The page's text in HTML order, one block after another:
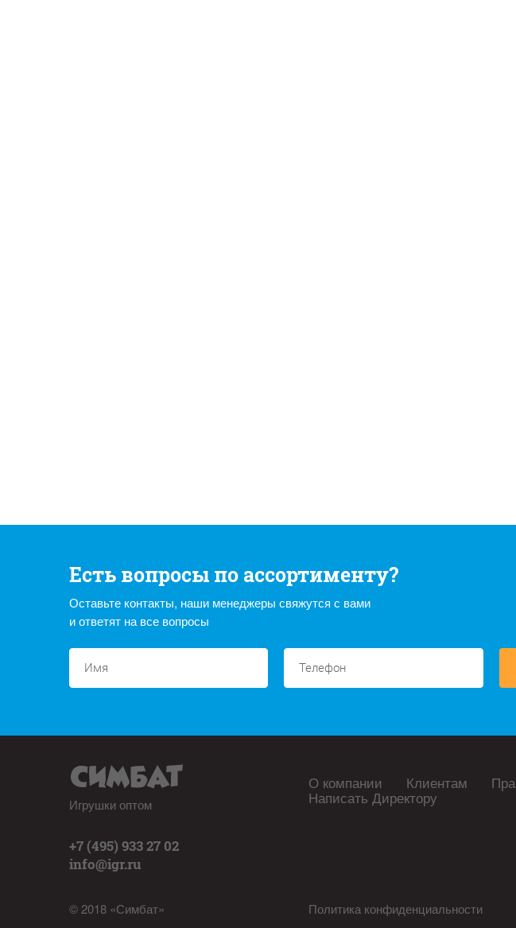
Есть вопросы по ассортименту?
Оставьте контакты, наши менеджеры свяжутся с вами
и ответят на все вопросы
Игрушки оптом
+7 (495) 933 27 02
info@igr.ru
© 2018 «Симбат»
О компании Клиентам
Написать Директору
Политика конфиденциальности